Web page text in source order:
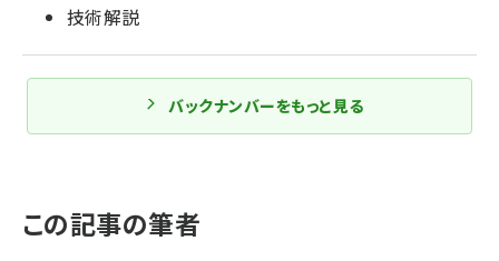
技術解説
バックナンバーをもっと見る
この記事の筆者